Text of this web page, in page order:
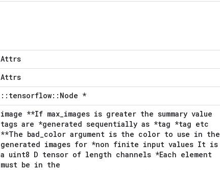
Attrs
Attrs
::tensorflow::Node *
image **If max_images is greater the summary value
tags are *generated sequentially as *tag *tag etc
**The bad_color argument is the color to use in the
generated images for *non finite input values It is
a uint8 D tensor of length channels *Each element
must be in the